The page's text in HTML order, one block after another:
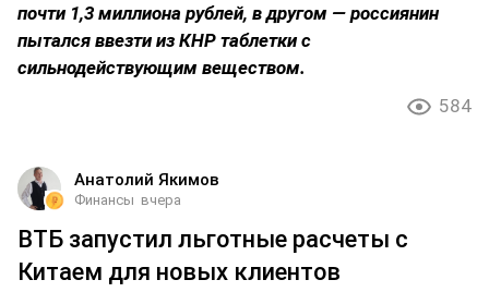
почти 1,3 миллиона рублей, в другом — россиянин
пытался ввезти из КНР таблетки с
сильнодействующим веществом.
584
Анатолий Якимов
Финансы вчера
ВТБ запустил льготные расчеты с
Китаем для новых клиентов